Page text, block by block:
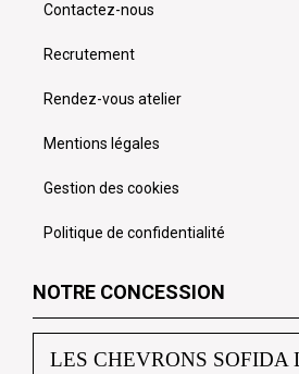
Contactez-nous
Recrutement
Rendez-vous atelier
Mentions légales
Gestion des cookies
Politique de confidentialité
NOTRE CONCESSION
LES CHEVRONS SOFIDA